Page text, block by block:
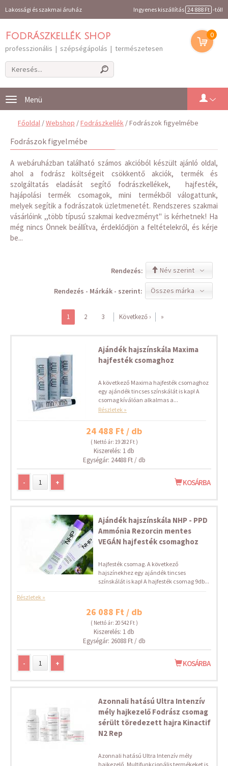
Lakossági és szakmai áruház Ingyenes kiszállítás 24 888 Ft -tól!
Fodrászkellék shop
professzionális | szépségápolás | természetesen
0
Toggle
navigation
Főoldal /Webshop /Fodrászkellék / Fodrászok figyelmébe
Fodrászok figyelmébe
A webáruházban található számos akcióból készült ajánló oldal,
ahol a fodrász költségeit csökkentő akciók, termék és
szolgáltatás eladását segítő fodrászkellékek, hajfesték,
hajápolási termék csomagok, mini termékből válogattunk,
melyek segítik a fodrászatok üzletmenetét. Rendszeres szakmai
vásárlóink ,,több típusú szakmai kedvezményt" is kérhetnek! Ha
még nincs Önnek beállítva, érdeklődjön a feltételekről, és kérje
be...
Név szerint
Rendezés:
Összes márka
Rendezés - Márkák - szerint:
1 2 3 Következő › »
Ajándék hajszínskála Maxima
hajfesték csomaghoz
A következő Maxima hajfesték csomaghoz
egy ajándék tincses színskálát is kap! A
csomag kíválóan alkalmas a...
Részletek »
24 488 Ft / db
( Nettó ár: 19 282 Ft )
Kiszerelés: 1 db
Egységár: 24488 Ft / db
- + KOSÁRBA
Ajándék hajszínskála NHP - PPD
Ammónia Rezorcin mentes
VEGÁN hajfesték csomaghoz
Hajfesték csomag. A következő
hajszínekhez egy ajándék tincses
színskálát is kap! A hajfesték csomag 9db...
Részletek »
26 088 Ft / db
( Nettó ár: 20 542 Ft )
Kiszerelés: 1 db
Egységár: 26088 Ft / db
- + KOSÁRBA
Azonnali hatású Ultra Intenzív
mély hajkezelő Fodrász csomag
sérült töredezett hajra Kinactif
N2 Rep
Azonnali hatású Ultra Intenzív mély
hajkezelő, Multifunkcionális termékeket is